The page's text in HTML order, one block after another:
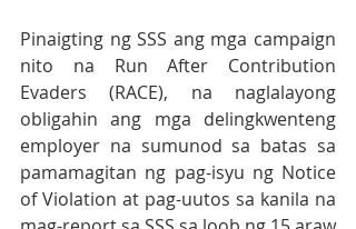
Pinaigting ng SSS ang mga campaign
nito na Run After Contribution
Evaders (RACE), na naglalayong
obligahin ang mga delingkwenteng
employer na sumunod sa batas sa
pamamagitan ng pag-isyu ng Notice
of Violation at pag-uutos sa kanila na